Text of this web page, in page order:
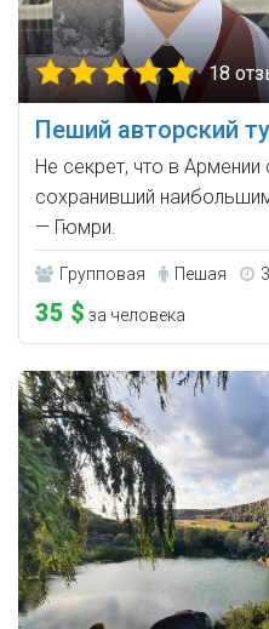
18
Пеший авторский
Не секрет, что в
сохранивший
— Гюмри.
Групповая Пешая
35 $ за человека